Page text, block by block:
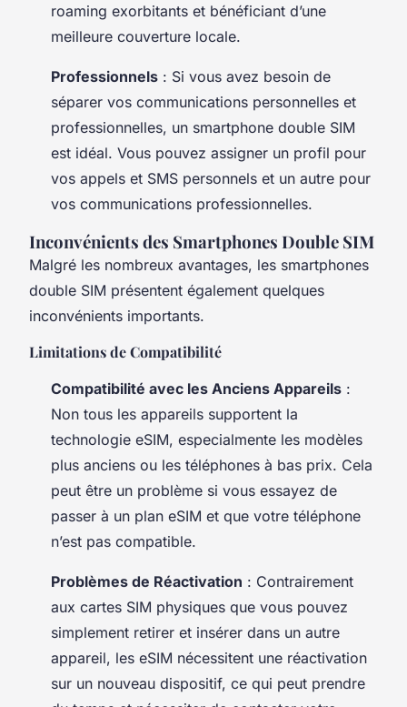
roaming exorbitants et bénéficiant d’une
meilleure couverture locale.
Professionnels : Si vous avez besoin de
séparer vos communications personnelles et
professionnelles, un smartphone double SIM
est idéal. Vous pouvez assigner un profil pour
vos appels et SMS personnels et un autre pour
vos communications professionnelles.
Inconvénients des Smartphones Double SIM
Malgré les nombreux avantages, les smartphones
double SIM présentent également quelques
inconvénients importants.
Limitations de Compatibilité
Compatibilité avec les Anciens Appareils :
Non tous les appareils supportent la
technologie eSIM, especialmente les modèles
plus anciens ou les téléphones à bas prix. Cela
peut être un problème si vous essayez de
passer à un plan eSIM et que votre téléphone
n’est pas compatible.
Problèmes de Réactivation : Contrairement
aux cartes SIM physiques que vous pouvez
simplement retirer et insérer dans un autre
appareil, les eSIM nécessitent une réactivation
sur un nouveau dispositif, ce qui peut prendre